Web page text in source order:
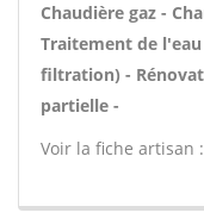
Chaudière gaz -
Traitement de
filtration) -
partielle -
Voir la fiche artisan :